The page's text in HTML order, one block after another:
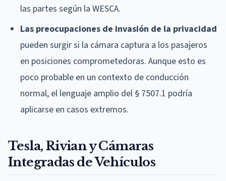
las partes según la WESCA.
Las preocupaciones de invasión de la privacidad
pueden surgir si la cámara captura a los pasajeros
en posiciones comprometedoras. Aunque esto es
poco probable en un contexto de conducción
normal, el lenguaje amplio del § 7507.1 podría
aplicarse en casos extremos.
Tesla, Rivian y Cámaras
Integradas de Vehículos